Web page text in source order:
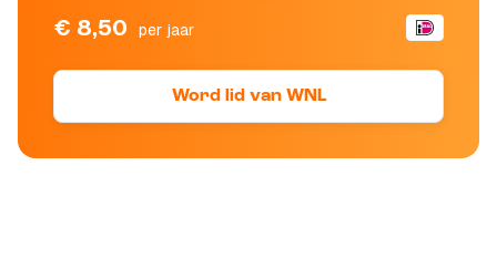
€ 8,50 per jaar
Word lid van WNL